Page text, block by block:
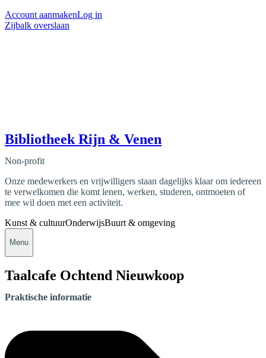
Account aanmakenLog in
Zijbalk overslaan
Bibliotheek Rijn & Venen
Non-profit
Onze medewerkers en vrijwilligers staan dagelijks klaar om iedereen
te verwelkomen die komt lenen, werken, studeren, ontmoeten of
mee wil doen met een activiteit.
Kunst & cultuurOnderwijsBuurt & omgeving
Menu
Taalcafe Ochtend Nieuwkoop
Praktische informatie